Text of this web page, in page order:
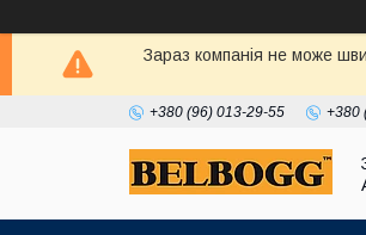
Зараз компанія не може
+380 (96) 013-29-55 +380